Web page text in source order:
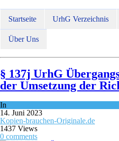
Startseite UrhG Verzeichnis
Über Uns
§ 137j UrhG
der Umsetzung der
In
14. Juni 2023
Kopien-brauchen-Originale.de
1437 Views
0 comments